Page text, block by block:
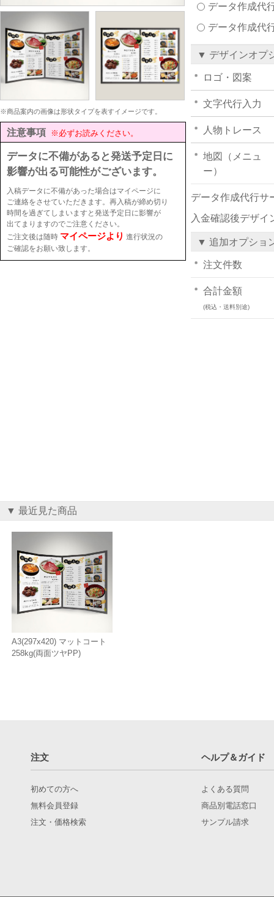
※商品案内の画像は形状タイプを表すイメージです。
注意事項 ※必ずお読みください。
データに不備があると発送予定日に
影響が出る可能性がございます。
入稿データに不備があった場合はマイページに
ご連絡をさせていただきます。再入稿が締め切り
時間を過ぎてしまいますと発送予定日に影響が
出てまりますのでご注意ください。
ご注文後は随時 マイページより 進行状況の
ご確認をお願い致します。
データ作成代
データ作成代
▼ デザインオプ
ロゴ・図案
文字代行入力
人物トレース
地図（メニュ
ー）
データ作成代行サ
入金確認後デザイ
▼ 追加オプショ
注文件数
合計金額
(税込・送料別途)
▼ 最近見た商品
A3(297x420) マットコート
258kg(両面ツヤPP)
注文 ヘルプ＆ガイド
初めての方へ
無料会員登録
注文・価格検索
よくある質問
商品別電話窓口
サンプル請求